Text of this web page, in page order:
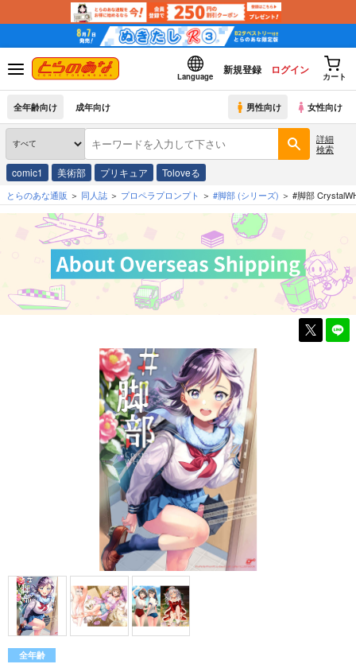
Language
新規登録 ログイン
カート
全年齢向け 成年向け 男性向け 女性向け
詳細
検索
comic1 美術部 プリキュア Toloveる
とらのあな通販 同人誌 プロペラプロンプト #脚部 (シリーズ) #脚部
全年齢